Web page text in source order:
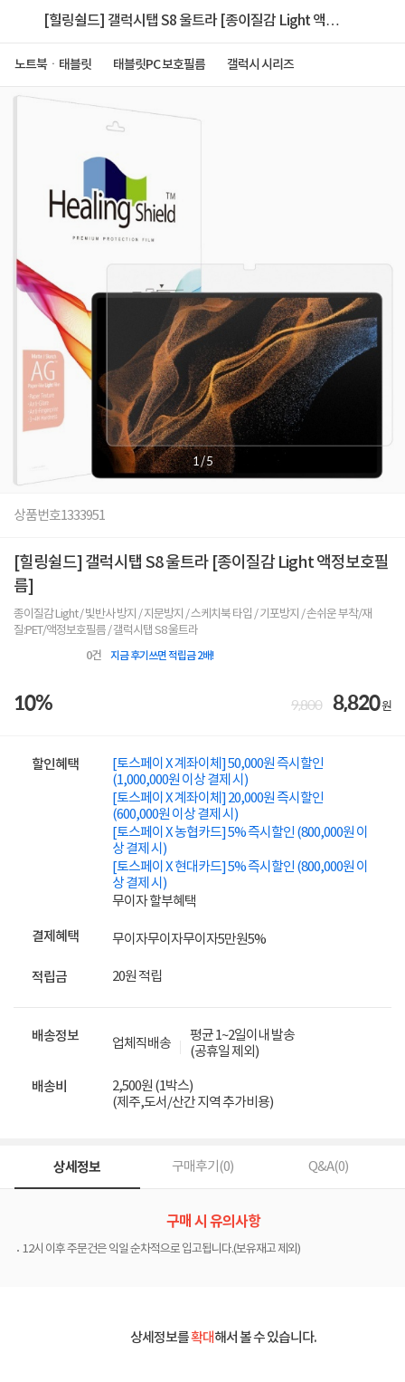
[힐링쉴드] 갤럭시탭 S8 울트라 [종이질감 Light 액정
노트북ㆍ태블릿 태블릿PC 보호필름 갤럭시 시리즈
1/5
상품번호1333951
[힐링쉴드] 갤럭시탭 S8 울트라 [종이질감 Light 액정보호필
름]
종이질감 Light / 빛반사 방지 / 지문방지 / 스케치북 타입 / 기포방지 / 손쉬운 부착/재
질:PET/액정보호필름 / 갤럭시탭 S8 울트라
0건 지금 후기쓰면 적립금 2배!
10% 9,800 8,820원
할인혜택
[토스페이 X 계좌이체] 50,000원 즉시할인
(1,000,000원 이상 결제 시)
[토스페이 X 계좌이체] 20,000원 즉시할인
(600,000원 이상 결제 시)
[토스페이 X 농협카드] 5% 즉시할인 (800,000원 이
상 결제 시)
[토스페이 X 현대카드] 5% 즉시할인 (800,000원 이
상 결제 시)
무이자 할부혜택
결제혜택 무이자무이자무이자5만원5%
적립금 20원 적립
배송정보 업체직배송
평균 1~2일이내 발송
(공휴일 제외)
배송비
2,500원 (1박스)
(제주,도서/산간 지역 추가비용)
상세정보 구매후기(0) Q&A(0)
구매 시 유의사항
12시 이후 주문건은 익일 순차적으로 입고됩니다.(보유재고 제외)
상세정보를확대해서 볼 수 있습니다.